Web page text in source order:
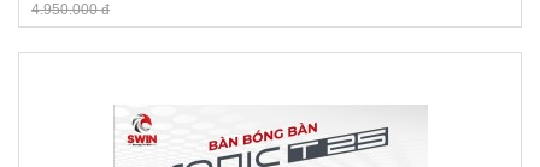
4.950.000 đ